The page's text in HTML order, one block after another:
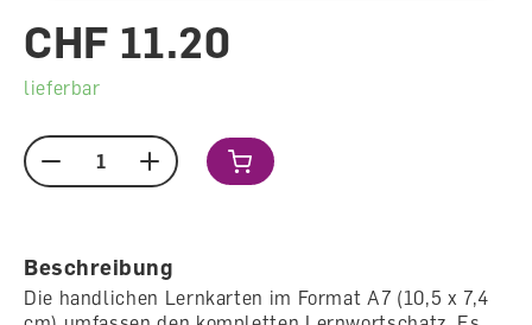
CHF 11.20
lieferbar
Menge
Beschreibung
Die handlichen Lernkarten im Format A7 (10,5 x 7,4